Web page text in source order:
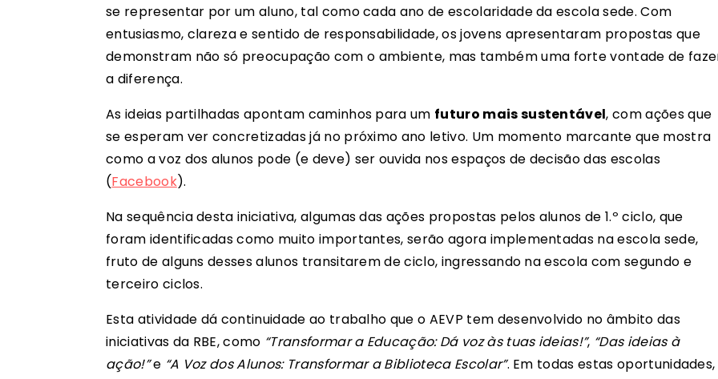
se representar por um aluno, tal como cada ano de escolaridade da escola sede. Com
entusiasmo, clareza e sentido de responsabilidade, os jovens apresentaram propostas que
demonstram não só preocupação com o ambiente, mas também uma forte vontade de
a diferença.
As ideias partilhadas apontam caminhos para um futuro mais sustentável, com ações que
se esperam ver concretizadas já no próximo ano letivo. Um momento marcante que mostra
como a voz dos alunos pode (e deve) ser ouvida nos espaços de decisão das escolas
(Facebook).
Na sequência desta iniciativa, algumas das ações propostas pelos alunos de 1.º ciclo, que
foram identificadas como muito importantes, serão agora implementadas na escola sede,
fruto de alguns desses alunos transitarem de ciclo, ingressando na escola com segundo e
terceiro ciclos.
Esta atividade dá continuidade ao trabalho que o AEVP tem desenvolvido no âmbito das
iniciativas da RBE, como “Transformar a Educação: Dá voz às tuas ideias!”, “Das ideias à
ação!”e “A Voz dos Alunos: Transformar a Biblioteca Escolar”. Em todas estas oportunidades,